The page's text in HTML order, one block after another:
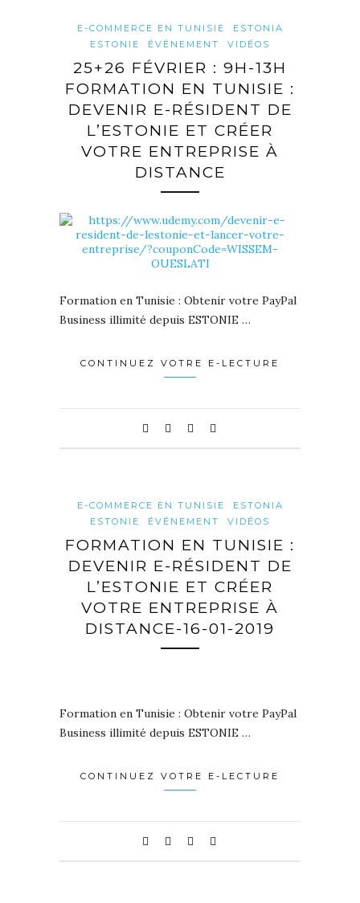
E-COMMERCE EN TUNISIE
ESTONIA
ESTONIE
ÉVÉNEMENT VIDÉOS
25+26 FÉVRIER : 9H-13H
FORMATION EN TUNISIE :
DEVENIR E-RÉSIDENT DE
L’ESTONIE ET CRÉER
VOTRE ENTREPRISE À
DISTANCE
Formation en Tunisie : Obtenir votre PayPal
Business illimité depuis ESTONIE …
CONTINUEZ VOTRE E-LECTURE
E-COMMERCE EN TUNISIE
ESTONIA
ESTONIE
ÉVÉNEMENT VIDÉOS
FORMATION EN TUNISIE :
DEVENIR E-RÉSIDENT DE
L’ESTONIE ET CRÉER
VOTRE ENTREPRISE À
DISTANCE-16-01-2019
Formation en Tunisie : Obtenir votre PayPal
Business illimité depuis ESTONIE …
CONTINUEZ VOTRE E-LECTURE